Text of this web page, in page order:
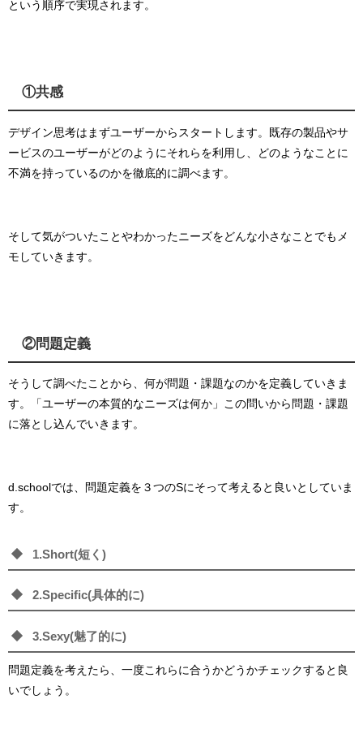
という順序で実現されます。
①共感
デザイン思考はまずユーザーからスタートします。
既存の製品やサ
ービスのユーザーがどのようにそれらを利用し、どのようなことに
不満を持っているのかを徹底的に調べます。
そして気がついたことやわかったニーズをどんな小さなことでもメ
モしていきます。
②問題定義
そうして調べたことから、何が問題・課題なのかを定義していきま
す。
「ユーザーの本質的なニーズは何か」この問いから問題・課題
に落とし込んでいきます。
d.schoolでは、問題定義を３つのSにそって考えると良いとしていま
す。
1.Short(短く)
2.Specific(具体的に)
3.Sexy(魅了的に)
問題定義を考えたら、一度これらに合うかどうかチェックすると良
いでしょう。